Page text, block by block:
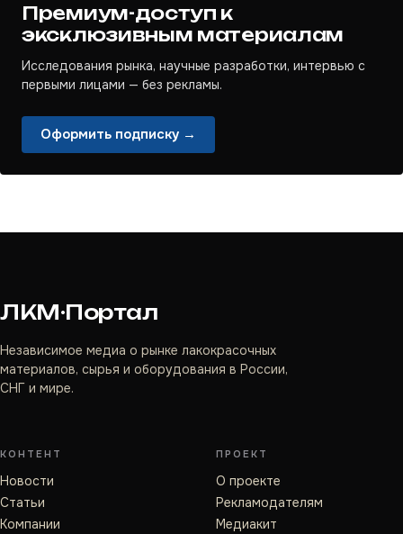
Премиум-доступ к
эксклюзивным материалам
Исследования рынка, научные разработки, интервью с
первыми лицами — без рекламы.
Оформить подписку →
ЛКМ·Портал
Независимое медиа о рынке лакокрасочных
материалов, сырья и оборудования в России,
СНГ и мире.
КОНТЕНТ
Новости
Статьи
Компании
ПРОЕКТ
О проекте
Рекламодателям
Медиакит